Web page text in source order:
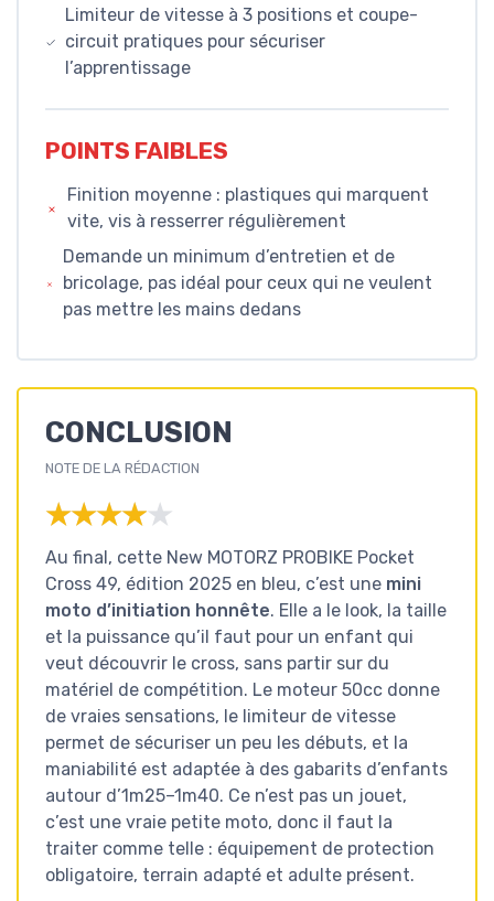
Limiteur de vitesse à 3 positions et coupe-
circuit pratiques pour sécuriser
l’apprentissage
POINTS FAIBLES
Finition moyenne : plastiques qui marquent
vite, vis à resserrer régulièrement
Demande un minimum d’entretien et de
bricolage, pas idéal pour ceux qui ne veulent
pas mettre les mains dedans
CONCLUSION
NOTE DE LA RÉDACTION
★★★★★
★★★★★
Au final, cette New MOTORZ PROBIKE Pocket
Cross 49, édition 2025 en bleu, c’est une mini
moto d’initiation honnête. Elle a le look, la taille
et la puissance qu’il faut pour un enfant qui
veut découvrir le cross, sans partir sur du
matériel de compétition. Le moteur 50cc donne
de vraies sensations, le limiteur de vitesse
permet de sécuriser un peu les débuts, et la
maniabilité est adaptée à des gabarits d’enfants
autour d’1m25–1m40. Ce n’est pas un jouet,
c’est une vraie petite moto, donc il faut la
traiter comme telle : équipement de protection
obligatoire, terrain adapté et adulte présent.